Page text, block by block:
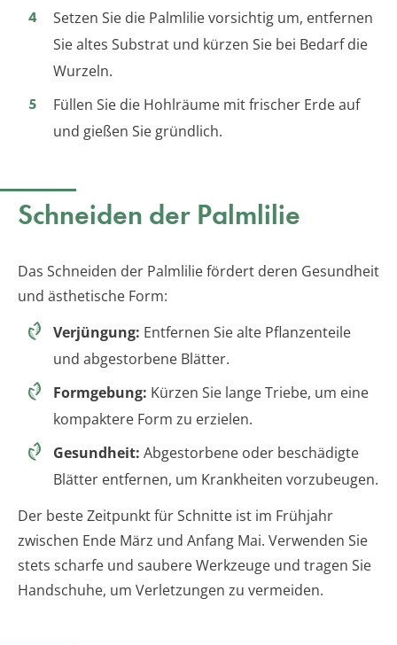
Setzen Sie die Palmlilie vorsichtig um, entfernen
Sie altes Substrat und kürzen Sie bei Bedarf die
Wurzeln.
Füllen Sie die Hohlräume mit frischer Erde auf
und gießen Sie gründlich.
Schneiden der Palmlilie
Das Schneiden der Palmlilie fördert deren Gesundheit
und ästhetische Form:
Verjüngung: Entfernen Sie alte Pflanzenteile
und abgestorbene Blätter.
Formgebung: Kürzen Sie lange Triebe, um eine
kompaktere Form zu erzielen.
Gesundheit: Abgestorbene oder beschädigte
Blätter entfernen, um Krankheiten vorzubeugen.
Der beste Zeitpunkt für Schnitte ist im Frühjahr
zwischen Ende März und Anfang Mai. Verwenden Sie
stets scharfe und saubere Werkzeuge und tragen Sie
Handschuhe, um Verletzungen zu vermeiden.